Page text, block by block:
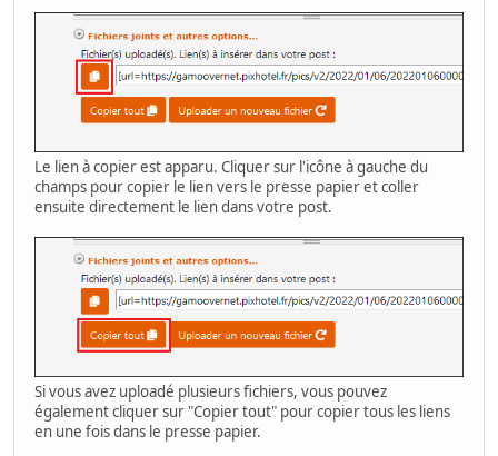
Le lien à copier est apparu. Cliquer sur l'icône à gauche du
champs pour copier le lien vers le presse papier et coller
ensuite directement le lien dans votre post.
Si vous avez uploadé plusieurs fichiers, vous pouvez
également cliquer sur "Copier tout" pour copier tous les liens
en une fois dans le presse papier.